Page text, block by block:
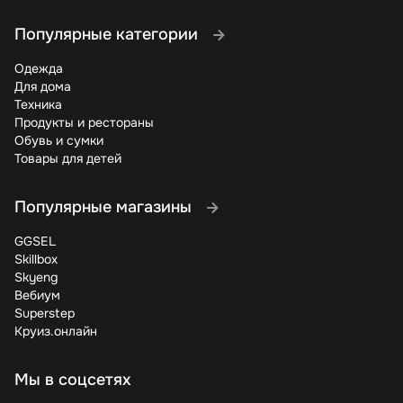
Популярные категории
Одежда
Для дома
Техника
Продукты и рестораны
Обувь и сумки
Товары для детей
Популярные магазины
GGSEL
Skillbox
Skyeng
Вебиум
Superstep
Круиз.онлайн
Мы в соцсетях